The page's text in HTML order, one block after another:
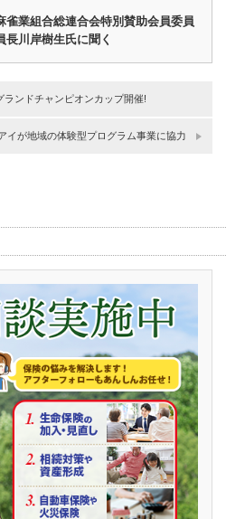
雀業組合総連合会特別賛助会員委員
長川岸樹生氏に聞く
ンドチャンピオンカップ開催!
イが地域の体験型プログラム事業に協力